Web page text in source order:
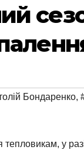
Бондаренко,
у